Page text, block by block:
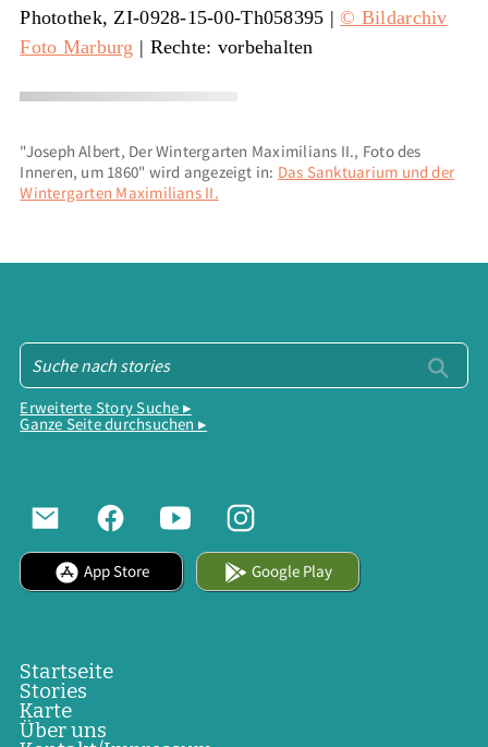
Photothek, ZI-0928-15-00-Th058395 |© Bildarchiv
Foto Marburg | Rechte: vorbehalten
"Joseph Albert, Der Wintergarten Maximilians II., Foto des
Inneren, um 1860" wird angezeigt in: Das Sanktuarium und der
Wintergarten Maximilians II.
Erweiterte Story Suche ▸
Ganze Seite durchsuchen ▸
App Store Google Play
Startseite
Stories
Karte
Über uns